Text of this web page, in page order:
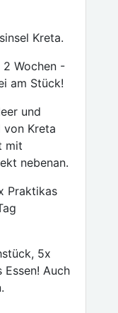
Kreta.
2 Wochen -
am Stück!
und
von Kreta
mit
nebenan.
Praktikas
5x
Auch